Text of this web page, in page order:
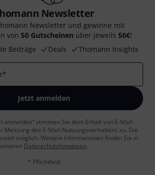
Newsletter
Newsletter und gewinne mit
von 50 Gutscheinen über jeweils 50€!
Beiträge
Deals Thomann Insights
*
Jetzt anmelden
anmelden“ stimmen Sie dem Erhalt von E-Mail-
Messung des E-Mail-Nutzungsverhaltens zu. Die
möglich. Weitere Informationen finden Sie in
unseren Datenschutzhinweisen.
* Pflichtfeld